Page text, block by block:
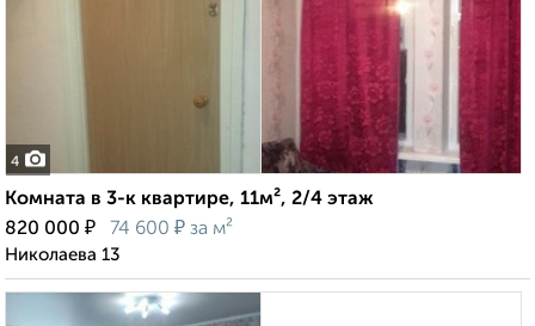
4
Комната в 3-к квартире, 11м², 2/4 этаж
820 000 ₽ 74 600 ₽ за м²
Николаева 13